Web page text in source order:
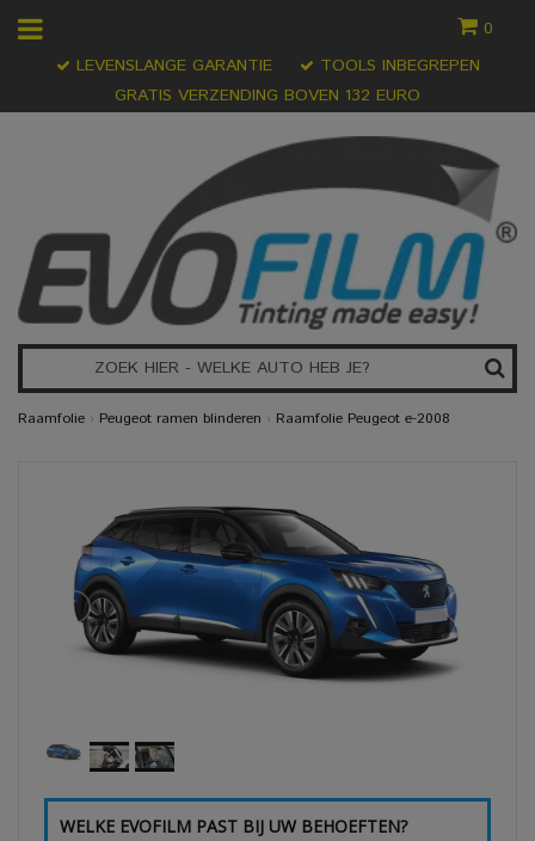
0
GRATIS VERZENDING BOVEN 132 EURO
LEVENSLANGE GARANTIE TOOLS INBEGREPEN
Raamfolie › Peugeot ramen blinderen › Raamfolie Peugeot e-2008
WELKE EVOFILM PAST BIJ UW BEHOEFTEN?